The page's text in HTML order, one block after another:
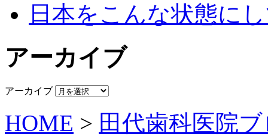
日本をこんな状態に
アーカイブ
アーカイブ
HOME > 田代歯科医院